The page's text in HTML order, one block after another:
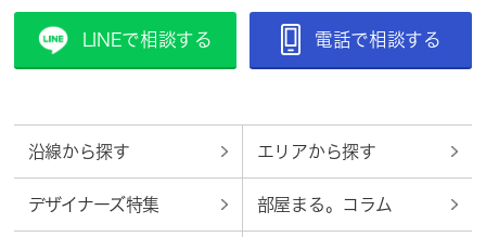
LINEで相談する 電話で相談する
沿線から探す エリアから探す
デザイナーズ特集 部屋まる。コラム